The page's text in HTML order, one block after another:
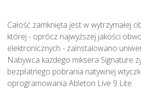
Całość zamknięta jest w wytrzymałej
której - oprócz najwyższej jakości
elektronicznych - zainstalowano
Nabywca każdego miksera Signature
bezpłatnego pobrania natywnej
oprogramowania Ableton Live 9 Lite.